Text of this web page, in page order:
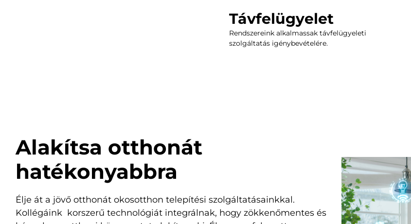
Távfelügyelet
Rendszereink alkalmassak távfelügyeleti
szolgáltatás igénybevételére.
Alakítsa otthonát
hatékonyabbra
Élje át a jövő otthonát okosotthon telepítési szolgáltatásainkkal.
Kollégáink korszerű technológiát integrálnak, hogy zökkenőmentes és